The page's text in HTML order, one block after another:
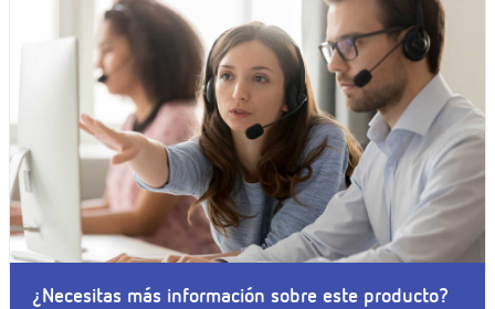
¿Necesitas más información sobre este producto?